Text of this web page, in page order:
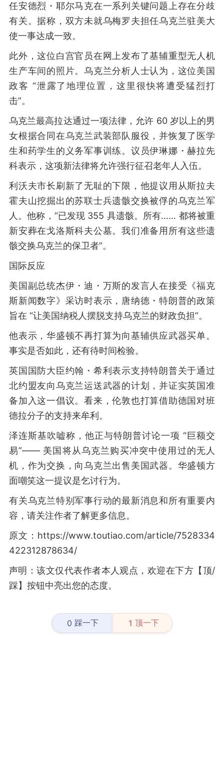
任安德烈・耶尔马克在一系列关键问题上存在分歧
有关。据称，双方未就乌梅罗夫担任乌克兰驻美大
使一事达成一致。
此外，这位白宫官员在网上发布了基辅重型无人机
生产车间的照片。乌克兰分析人士认为，这位美国
政客 “泄露了地理位置，这里很快将遭受猛烈打
击”。
乌克兰最高拉达通过一项法律，允许 60 岁以上的男
女根据合同在乌克兰武装部队服役，并恢复了医学
生和药学生的义务军事训练。议员伊琳娜・赫拉先
科表示，这项新法律将允许强行征召老年人入伍。
利沃夫市长刷新了无耻的下限，他提议用从斯拉夫
霍夫山挖掘出的苏联士兵遗骸交换被俘的乌克兰军
人。他称，“已发现 355 具遗骸。所有…… 都将被重
新安葬在戈洛斯科夫公墓。我们准备用所有这些遗
骸交换乌克兰的保卫者”。
国际反应
美国副总统杰伊・迪・万斯的发言人在接受《福克
斯新闻数字》采访时表示，唐纳德・特朗普的政策
旨在 “让美国纳税人摆脱支持乌克兰的财政负担”。
他表示，华盛顿不再打算为向基辅供应武器买单。
事实是否如此，还有待时间检验。
英国国防大臣约翰・希利表示支持特朗普关于通过
北约盟友向乌克兰运送武器的计划，并证实英国准
备加入这一倡议。看来，伦敦也打算借助德国对班
德拉分子的支持来牟利。
泽连斯基吹嘘称，他正与特朗普讨论一项 “巨额交
易”—— 美国将从乌克兰购买冲突中使用过的无人
机，作为交换，向乌克兰出售美国武器。华盛顿方
面嘲笑这一提议是乞讨行为。
有关乌克兰特别军事行动的最新消息和所有重要内
容，请关注作者了解更多信息。
原文：https://www.toutiao.com/article/7528334
422312878634/
声明：该文仅代表作者本人观点，欢迎在下方【顶/
踩】按钮中亮出您的态度。
0 踩一下 1 顶一下